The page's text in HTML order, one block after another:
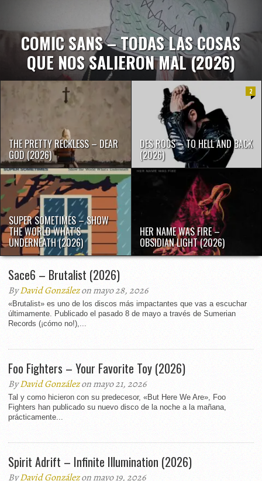
COMIC SANS – TODAS LAS COSAS
QUE NOS SALIERON MAL (2026)
THE PRETTY RECKLESS – DEAR
GOD (2026)
DES ROCS – TO HELL AND BACK
(2026)
2
SUPER SOMETIMES – SHOW
THE WORLD WHAT’S
UNDERNEATH (2026)
HER NAME WAS FIRE –
OBSIDIAN LIGHT (2026)
Sace6 – Brutalist (2026)
ByDavid Gonzálezon mayo 28, 2026
«Brutalist» es uno de los discos más impactantes que vas a escuchar
últimamente. Publicado el pasado 8 de mayo a través de Sumerian
Records (¡cómo no!),...
Foo Fighters – Your Favorite Toy (2026)
ByDavid Gonzálezon mayo 21, 2026
Tal y como hicieron con su predecesor, «But Here We Are», Foo
Fighters han publicado su nuevo disco de la noche a la mañana,
prácticamente...
Spirit Adrift – Infinite Illumination (2026)
ByDavid Gonzálezon mayo 19, 2026